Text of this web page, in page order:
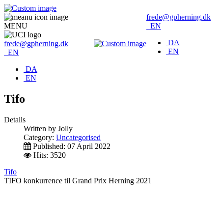
frede@gpherning.dk
EN
DA
EN
MENU
frede@gpherning.dk
EN
DA
EN
Tifo
Details
Written by Jolly
Category: Uncategorised
Published: 07 April 2022
Hits: 3520
Tifo
TIFO konkurrence til Grand Prix Herning 2021